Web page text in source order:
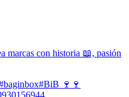
marcas con historia 📖, pasión